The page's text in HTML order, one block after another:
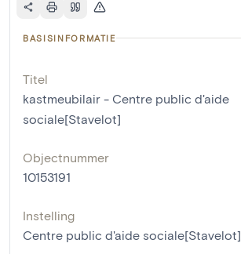
BASISINFORMATIE
Titel
kastmeubilair - Centre public d'aide
sociale[Stavelot]
Objectnummer
10153191
Instelling
Centre public d'aide sociale[Stavelot]